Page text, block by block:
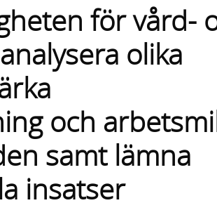
för vård-
olika
och
samt lämna
insatser